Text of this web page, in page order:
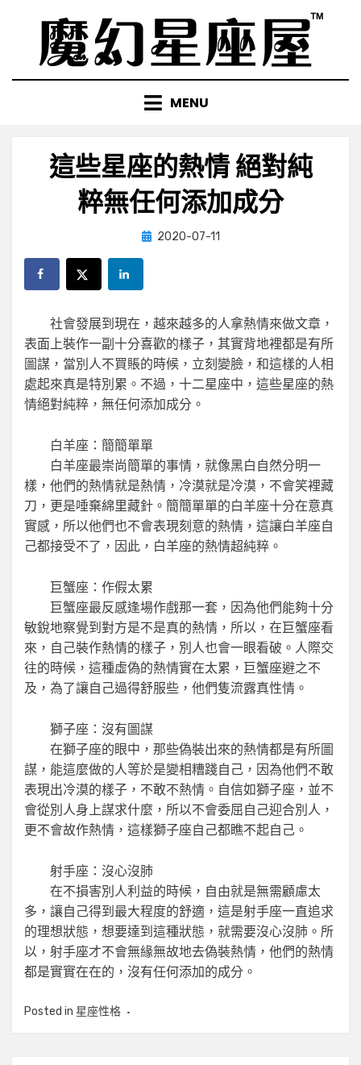
content
MENU
這些星座的熱情 絕對純
粹無任何添加成分
by小編
Posted
2020-07-11
社會發展到現在，越來越多的人拿熱情來做文章，
表面上裝作一副十分喜歡的樣子，其實背地裡都是有所
圖謀，當別人不買賬的時候，立刻變臉，和這樣的人相
處起來真是特別累。不過，十二星座中，這些星座的熱
情絕對純粹，無任何添加成分。
白羊座：簡簡單單
白羊座最崇尚簡單的事情，就像黑白自然分明一
樣，他們的熱情就是熱情，冷漠就是冷漠，不會笑裡藏
刀，更是唾棄綿里藏針。簡簡單單的白羊座十分在意真
實感，所以他們也不會表現刻意的熱情，這讓白羊座自
己都接受不了，因此，白羊座的熱情超純粹。
巨蟹座：作假太累
巨蟹座最反感逢場作戲那一套，因為他們能夠十分
敏銳地察覺到對方是不是真的熱情，所以，在巨蟹座看
來，自己裝作熱情的樣子，別人也會一眼看破。人際交
往的時候，這種虛偽的熱情實在太累，巨蟹座避之不
及，為了讓自己過得舒服些，他們隻流露真性情。
獅子座：沒有圖謀
在獅子座的眼中，那些偽裝出來的熱情都是有所圖
謀，能這麼做的人等於是變相糟踐自己，因為他們不敢
表現出冷漠的樣子，不敢不熱情。自信如獅子座，並不
會從別人身上謀求什麼，所以不會委屈自己迎合別人，
更不會故作熱情，這樣獅子座自己都瞧不起自己。
射手座：沒心沒肺
在不損害別人利益的時候，自由就是無需顧慮太
多，讓自己得到最大程度的舒適，這是射手座一直追求
的理想狀態，想要達到這種狀態，就需要沒心沒肺。所
以，射手座才不會無緣無故地去偽裝熱情，他們的熱情
都是實實在在的，沒有任何添加的成分。
Posted in 星座性格